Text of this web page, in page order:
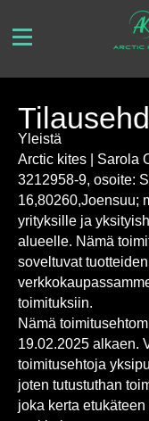
Yleistä
Arctic kites | Sarola
3212958-9, osoite:
16,80260,Joensuu;
yrityksille ja
alueelle. Nämä
soveltuvat
toimituksiin.
Nämä
19.02.2025 alkaen.
toimitusehtoja
joten tutustuthan
joka kerta